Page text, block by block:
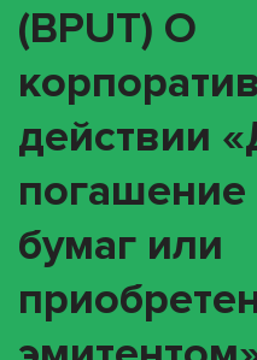
(BPUT) О
действии
бумаг или